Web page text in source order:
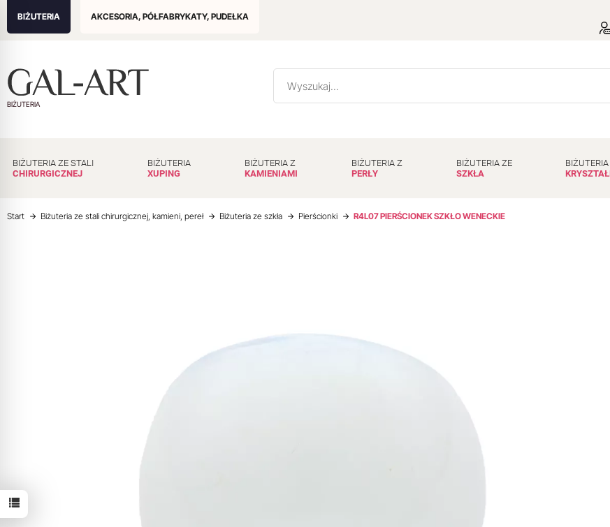
BIŻUTERIA AKCESORIA, PÓŁFABRYKATY, PUDEŁKA
BIŻUTERIA
BIŻUTERIA ZE STALI
CHIRURGICZNEJ
BIŻUTERIA
XUPING
BIŻUTERIA Z
KAMIENIAMI
BIŻUTERIA Z
PERŁY
BIŻUTERIA ZE
SZKŁA
Start Biżuteria ze stali chirurgicznej, kamieni, pereł Biżuteria ze szkła Pierścionki R4L07 PIERŚCIONEK SZKŁO WENECKIE